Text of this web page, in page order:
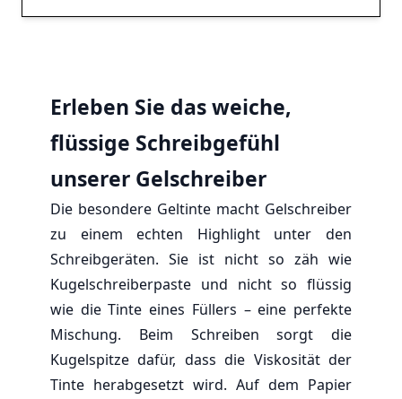
Erleben Sie das weiche,
flüssige Schreibgefühl
unserer Gelschreiber
Die besondere Geltinte macht Gelschreiber
zu einem echten Highlight unter den
Schreibgeräten. Sie ist nicht so zäh wie
Kugelschreiberpaste und nicht so flüssig
wie die Tinte eines Füllers – eine perfekte
Mischung. Beim Schreiben sorgt die
Kugelspitze dafür, dass die Viskosität der
Tinte herabgesetzt wird. Auf dem Papier